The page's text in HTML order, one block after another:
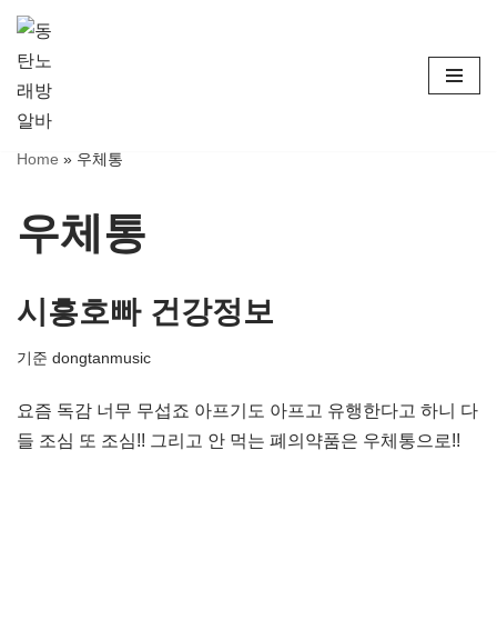
콘
텐
츠
로
너
뛰
Home » 우체통
우체통
시흥호빠 건강정보
기준 dongtanmusic
요즘 독감 너무 무섭죠 아프기도 아프고 유행한다고 하니 다
들 조심 또 조심!! 그리고 안 먹는 폐의약품은 우체통으로!!